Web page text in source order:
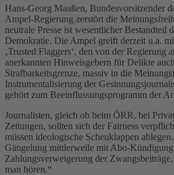
Hans-Georg Maaßen, Bundesvorsitzender
Ampel-Regierung zerstört die
neutrale Presse ist wesentlicher Bestandteil
Demokratie. Die Ampel greift derzeit u.a.
‚Trusted Flaggers‘, den von der Regierung
anerkannten Hinweisgebern für Delikte
Strafbarkeitsgrenze, massiv in die
Instrumentalisierung der
gehört zum Beeinflussungsprogramm der
Journalisten, gleich ob beim ÖRR, bei
Zeitungen, sollten sich der Fairness
müssen ideologische Scheuklappen
Gängelung mittlerweile mit Abo-
Zahlungsverweigerung der
man hören.“